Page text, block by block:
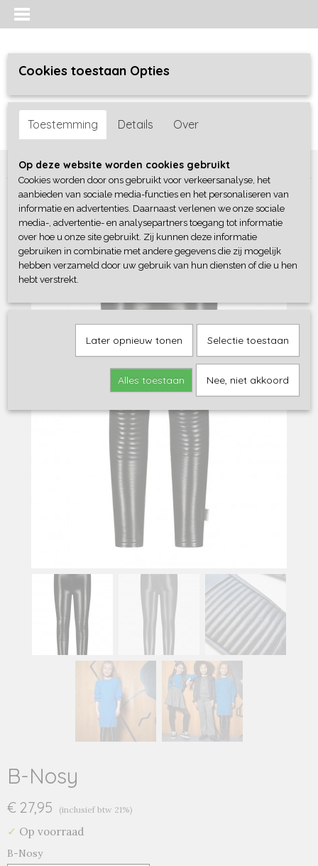
Inloggen Registreren
Home >Meisjes>broeken>B-Nosy
B-Nosy
€ 27,95 (inclusief btw 21%)
✓ Op voorraad
B-Nosy
Cookies toestaan Opties
Toestemming Details Over
Op deze website worden cookies gebruikt
Cookies worden door ons gebruikt voor verkeersanalyse, het
aanbieden van sociale media-functies en het personaliseren van
informatie en advertenties. Daarnaast verlenen we onze sociale
media-, advertentie- en analysepartners toegang tot informatie
over hoe u onze site gebruikt. Zij kunnen deze informatie
gebruiken in combinatie met andere gegevens die zij mogelijk
hebben verzameld door uw gebruik van hun diensten of die u hen
hebt verstrekt.
Later opnieuw tonen Selectie toestaan
Alles toestaan Nee, niet akkoord